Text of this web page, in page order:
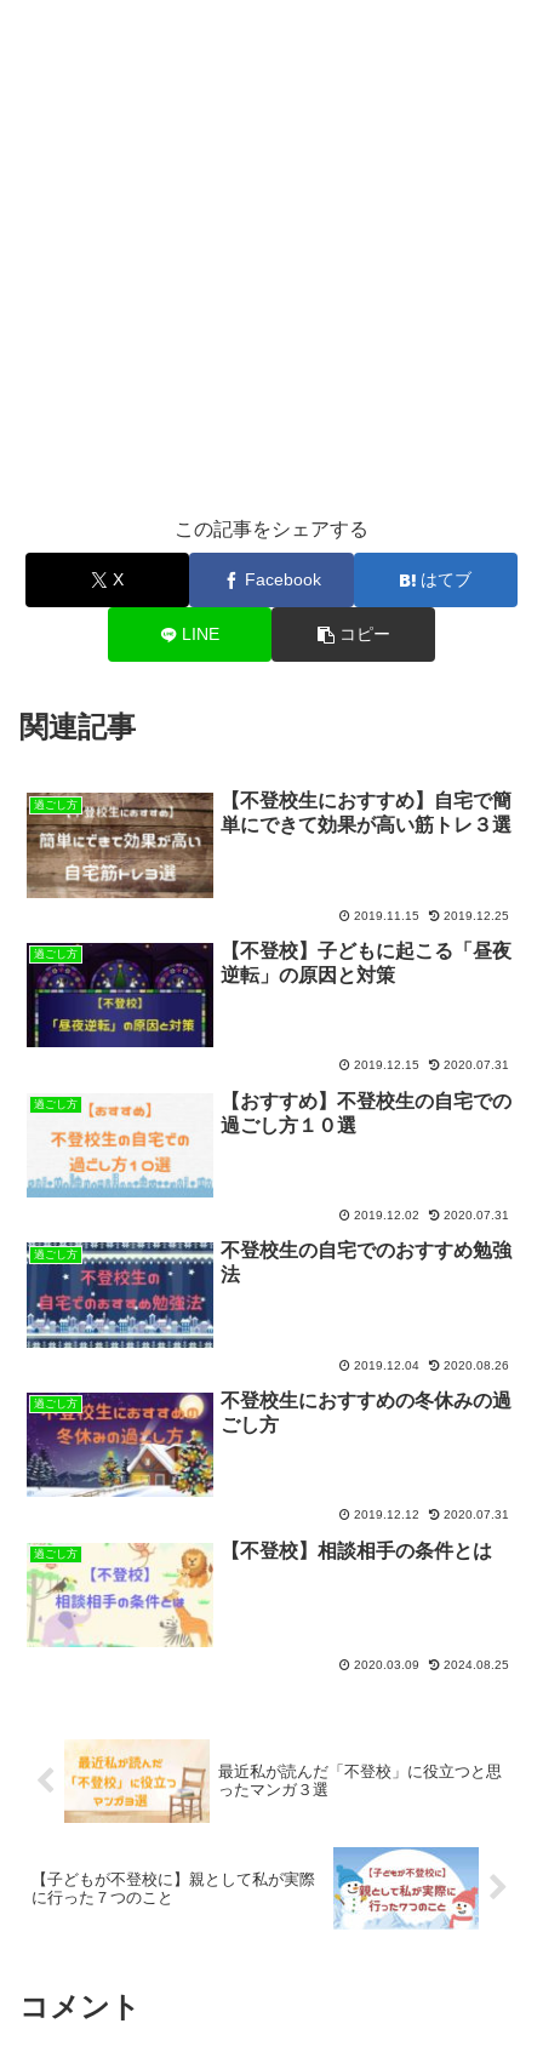
この記事をシェアする
X Facebook はてブ
LINE コピー
関連記事
過ごし方
【不登校生におすすめ】自宅で簡
単にできて効果が高い筋トレ３選
2019.11.15 2019.12.25
過ごし方
【不登校】子どもに起こる「昼夜
逆転」の原因と対策
2019.12.15 2020.07.31
過ごし方
【おすすめ】不登校生の自宅での
過ごし方１０選
2019.12.02 2020.07.31
過ごし方
不登校生の自宅でのおすすめ勉強
法
2019.12.04 2020.08.26
過ごし方
不登校生におすすめの冬休みの過
ごし方
2019.12.12 2020.07.31
過ごし方 【不登校】相談相手の条件とは
2020.03.09 2024.08.25
最近私が読んだ「不登校」に役立つと思
ったマンガ３選
【子どもが不登校に】親として私が実際
に行った７つのこと
コメント